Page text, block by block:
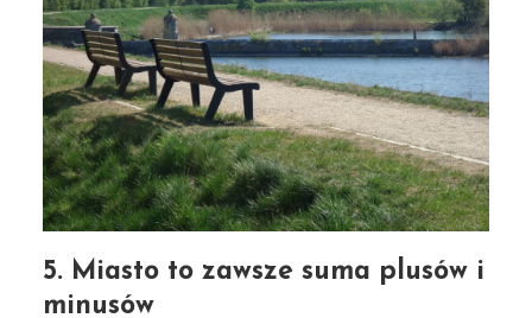
Gdańsk – miejskie
inspiracje #124
25 czerwca 2026
4 min czytania
Autor:Kamil Sulewski
5. Miasto to zawsze suma plusów i
minusów